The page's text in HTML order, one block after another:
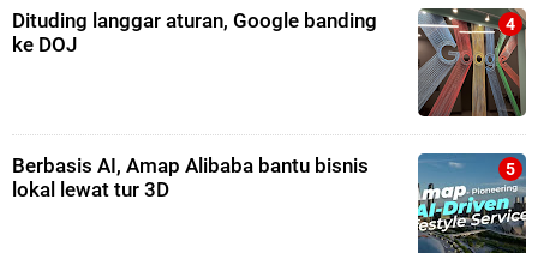
Dituding langgar aturan, Google banding
ke DOJ
Berbasis AI, Amap Alibaba bantu bisnis
lokal lewat tur 3D